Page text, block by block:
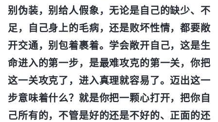
别伪装，别给人假象，无论是自己的缺少、不
足，自己身上的毛病，还是败坏性情，都要敞
开交通，别包着裹着。学会敞开自己，这是生
命进入的第一步，是最难攻克的第一关，你把
这一关攻克了，进入真理就容易了。迈出这一
步意味着什么？就是你把一颗心打开，把你自
己所有的，不管是好的还是不好的、正面的还